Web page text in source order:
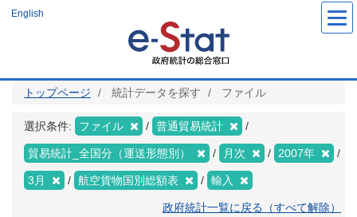
ツ
English
トップページ 統計データを探す ファイル
選択条件: ファイル 普通貿易統計
貿易統計_全国分（運送形態別） 月次 2007年
3月 航空貨物国別総額表 輸入
政府統計一覧に戻る（すべて解除）